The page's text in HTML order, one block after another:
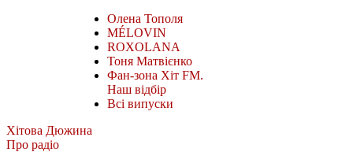
Олена Тополя
MÉLOVIN
ROXOLANA
Тоня Матвієнко
Фан-зона Хіт FM.
Наш відбір
Всі випуски
Хітова Дюжина
Про радіо